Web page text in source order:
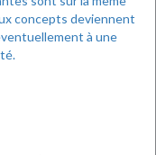
concepts deviennent
à une